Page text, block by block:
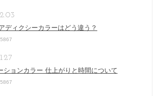
ディクシーカラーはどう違う？
グラデーションカラー 仕上がりと時間について